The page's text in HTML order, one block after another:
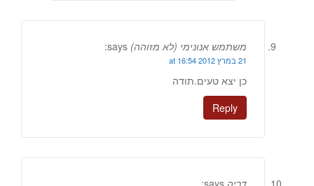
משתמש אנונימי (לא מזוהה) says:
21 במרץ 2012 at 16:54
כן יצא טעים.תודה
Reply